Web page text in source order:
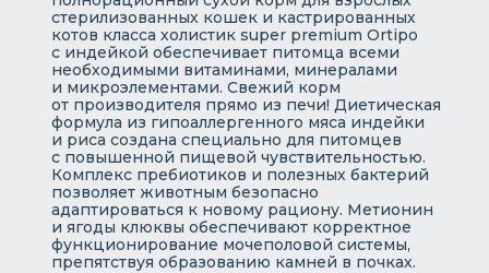
стерилизованных кошек и кастрированных
котов класса холистик super premium Ortipo
с индейкой обеспечивает питомца всеми
необходимыми витаминами, минералами
и микроэлементами. Свежий корм
от производителя прямо из печи! Диетическая
формула из гипоаллергенного мяса индейки
и риса создана специально для питомцев
с повышенной пищевой чувствительностью.
Комплекс пребиотиков и полезных бактерий
позволяет животным безопасно
адаптироваться к новому рациону. Метионин
и ягоды клюквы обеспечивают корректное
функционирование мочеполовой системы,
препятствуя образованию камней в почках.